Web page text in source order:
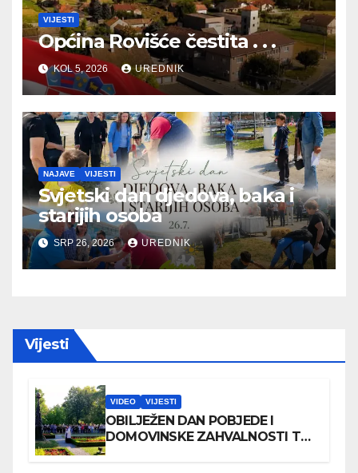
VIJESTI
Općina Rovišće čestita . . .
KOL 5, 2026 UREDNIK
NAJAVE VIJESTI
Svjetski dan djedova, baka i
starijih osoba
SRP 26, 2026 UREDNIK
Vijesti
VIDEO VIJESTI
OBILJEŽEN DAN POBJEDE I
DOMOVINSKE ZAHVALNOSTI TE